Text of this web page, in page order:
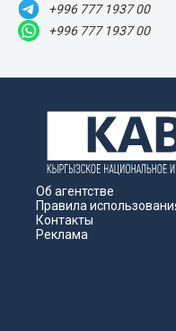
+996 777 1937 00
+996 777 1937 00
Об агентстве
Правила
Контакты
Реклама